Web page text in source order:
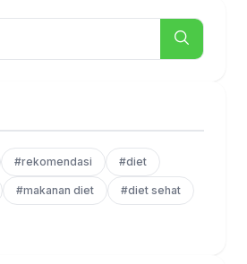
#rekomendasi #diet
#makanan diet #diet sehat